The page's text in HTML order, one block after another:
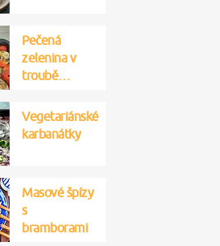
Vegetariánské
karbanátky
Pečená
zelenina v
troubě…
Masové špízy
s
bramborami